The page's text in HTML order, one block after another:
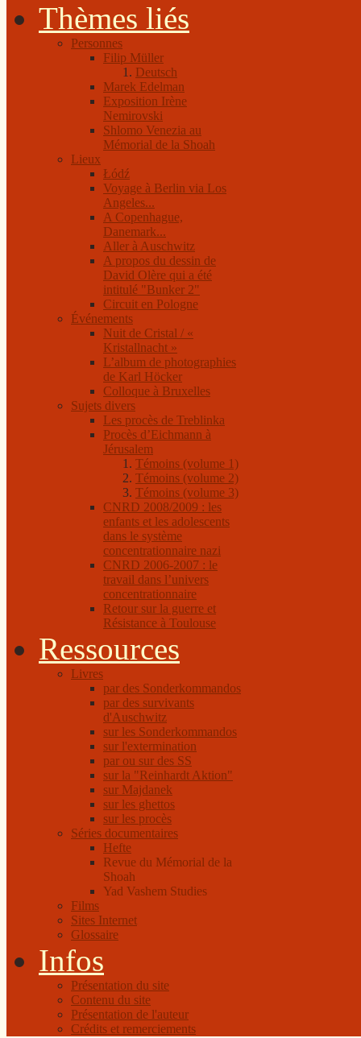
Thèmes liés
Personnes
Filip Müller
Deutsch
Marek Edelman
Exposition Irène
Nemirovski
Shlomo Venezia au
Mémorial de la Shoah
Lieux
Łódź
Voyage à Berlin via Los
Angeles...
A Copenhague,
Danemark...
Aller à Auschwitz
A propos du dessin de
David Olère qui a été
intitulé "Bunker 2"
Circuit en Pologne
Événements
Nuit de Cristal / «
Kristallnacht »
L’album de photographies
de Karl Höcker
Colloque à Bruxelles
Sujets divers
Les procès de Treblinka
Procès d’Eichmann à
Jérusalem
Témoins (volume 1)
Témoins (volume 2)
Témoins (volume 3)
CNRD 2008/2009 : les
enfants et les adolescents
dans le système
concentrationnaire nazi
CNRD 2006-2007 : le
travail dans l’univers
concentrationnaire
Retour sur la guerre et
Résistance à Toulouse
Ressources
Livres
par des Sonderkommandos
par des survivants
d'Auschwitz
sur les Sonderkommandos
sur l'extermination
par ou sur des SS
sur la "Reinhardt Aktion"
sur Majdanek
sur les ghettos
sur les procès
Séries documentaires
Hefte
Revue du Mémorial de la
Shoah
Yad Vashem Studies
Films
Sites Internet
Glossaire
Infos
Présentation du site
Contenu du site
Présentation de l'auteur
Crédits et remerciements